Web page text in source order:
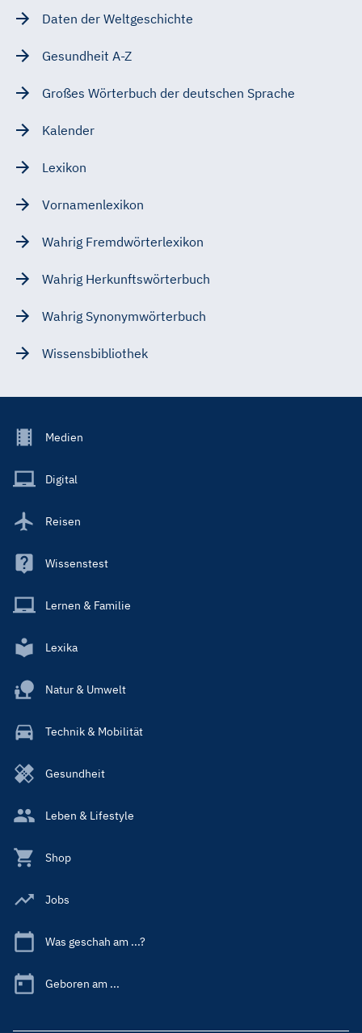
Daten der Weltgeschichte
Gesundheit A-Z
Großes Wörterbuch der deutschen Sprache
Kalender
Lexikon
Vornamenlexikon
Wahrig Fremdwörterlexikon
Wahrig Herkunftswörterbuch
Wahrig Synonymwörterbuch
Wissensbibliothek
Footer
Main
Medien
Digital
Reisen
Wissenstest
Lernen & Familie
Lexika
Natur & Umwelt
Technik & Mobilität
Gesundheit
Leben & Lifestyle
Shop
Jobs
Was geschah am ...?
Geboren am ...